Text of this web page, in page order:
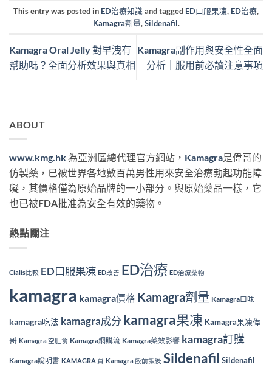
This entry was posted in ED治療知識 and tagged ED口服果凍, ED治療,
Kamagra劑量,Sildenafil.
Kamagra Oral Jelly 對早洩有
幫助嗎？全面分析效果與真相
Kamagra副作用與安全性全面
分析｜服用前必讀注意事項
ABOUT
www.kmg.hk為亞洲區總代理官方網站， Kamagra是偉哥的
仿製藥，已被世界各地數百萬男性用來安全治療勃起功能障
礙，其價格僅為原始品牌的一小部分。與原始藥品一樣，它
也已被FDA批准為安全有效的藥物。
熱點關注
Cialis比較 ED口服果凍 ED改善 ED治療 ED治療藥物
kamagra kamagra價格 Kamagra劑量 Kamagra口味
kamagra吃法 kamagra成分 kamagra果凍 Kamagra果凍偉
哥 Kamagra 空肚食 Kamagra網購流 Kamagra藥效影響 kamagra訂購
Kamagra說明書 KAMAGRA 買 Kamagra 飯前飯後 Sildenafil Sildenafil